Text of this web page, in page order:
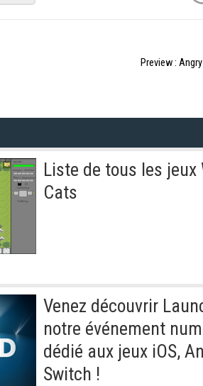
Preview :
Liste de tous les jeux
Cats
Venez découvrir
notre événement
dédié aux jeux iOS,
Switch !